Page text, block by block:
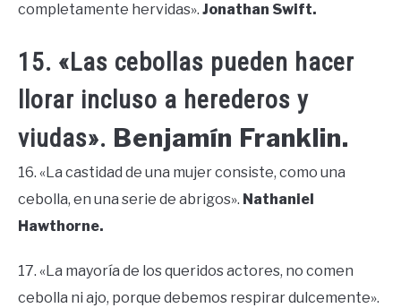
completamente hervidas». Jonathan Swift.
15. «Las cebollas pueden hacer
llorar incluso a herederos y
viudas». Benjamín Franklin.
16. «La castidad de una mujer consiste, como una
cebolla, en una serie de abrigos». Nathaniel
Hawthorne.
17. «La mayoría de los queridos actores, no comen
cebolla ni ajo, porque debemos respirar dulcemente».